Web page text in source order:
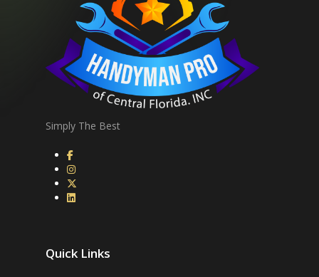
Simply The Best
Quick Links